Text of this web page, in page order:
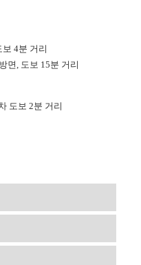
4분 거리
면, 도보 15분 거리
도보 2분 거리